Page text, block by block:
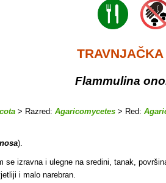
Flammulina
> Razred: Agaricomycetes > Red:
).
se izravna i ulegne na sredini, tanak,
i malo narebran.